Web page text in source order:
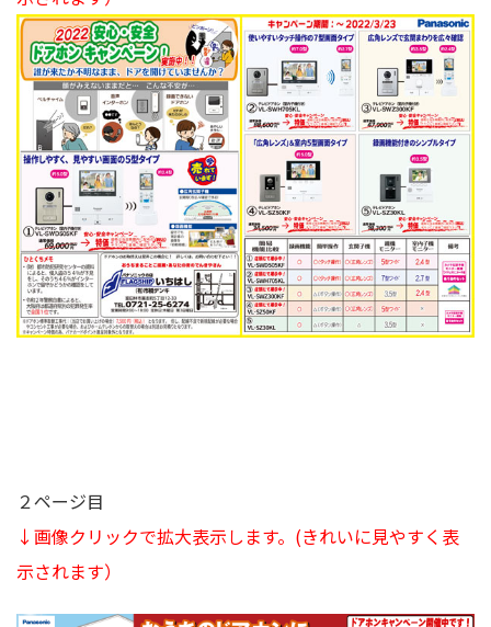
２ページ目
↓画像クリックで拡大表示します。 (きれいに見やすく表
示されます）